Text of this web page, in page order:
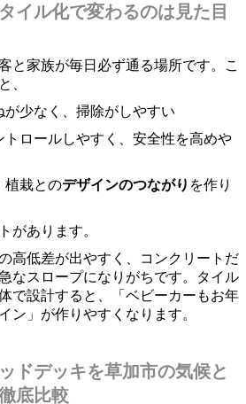
イル化で変わるのは見た目
と家族が毎日必ず通る場所です。こ
、
が少なく、掃除がしやすい
トロールしやすく、安全性を高めや
植栽とのデザインのつながり を作り
があります。
高低差が出やすく、コンクリートだ
なスロープになりがちです。タイル
で設計すると、「ベビーカーもお年
ン」が作りやすくなります。
ドデッキを草加市の気候と
底比較